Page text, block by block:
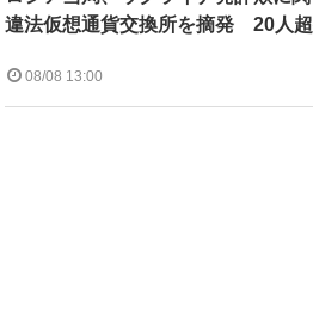
違法仮想通貨交換所を摘発 20人
08/08 13:00